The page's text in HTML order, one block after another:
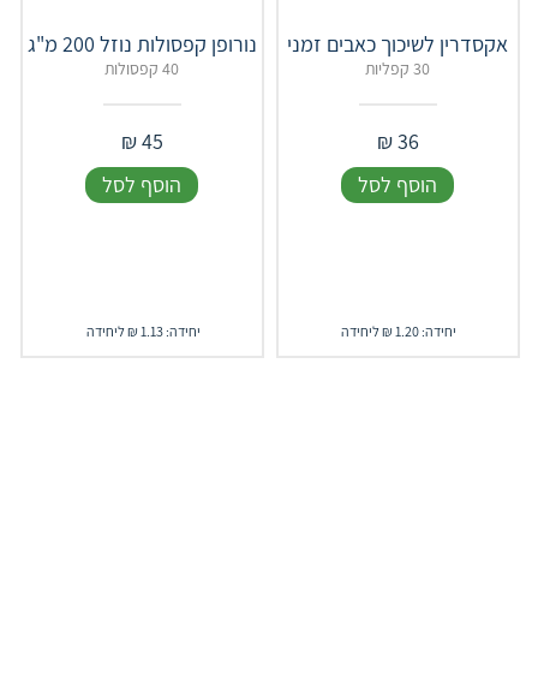
אקסדרין לשיכוך כאבים זמני
30 קפליות
36
₪
הוסף לסל
יחידה: 1.20 ₪ ליחידה
נורופן קפסולות נוזל 200 מ"ג
40 קפסולות
45
₪
הוסף לסל
יחידה: 1.13 ₪ ליחידה